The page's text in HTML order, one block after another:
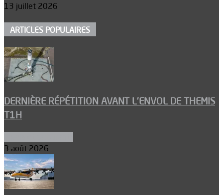
13 juillet 2026
ARTICLES POPULAIRES
DERNIÈRE RÉPÉTITION AVANT L’ENVOL DE THEMIS
T1H
3 août 2026